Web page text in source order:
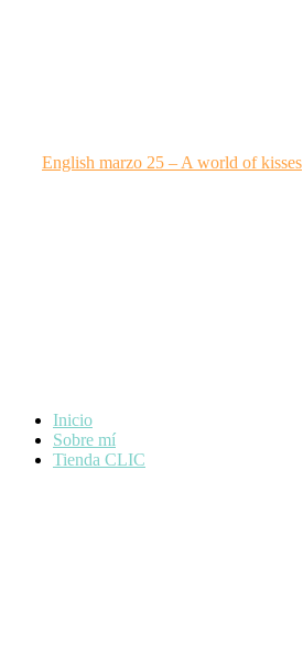
English marzo 25 – A world of kisses
Inicio
Sobre mí
Tienda CLIC